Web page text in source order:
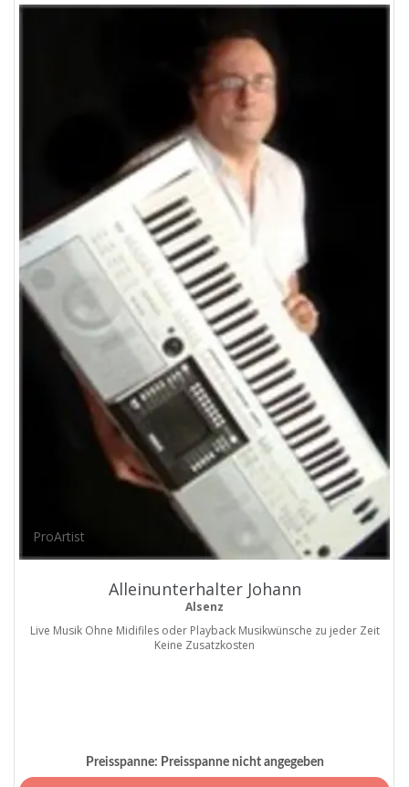
ProArtist
Alleinunterhalter Johann
Alsenz
Live Musik Ohne Midifiles oder Playback Musikwünsche zu jeder Zeit
Keine Zusatzkosten
Preisspanne: Preisspanne nicht angegeben